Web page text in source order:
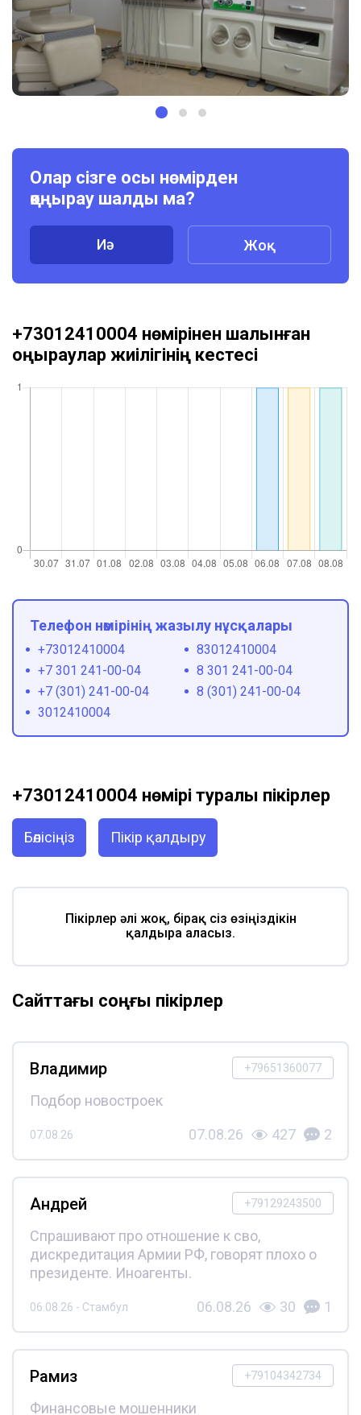
Олар сізге осы нөмірден
қоңырау шалды ма?
Иә Жоқ
+73012410004 нөмірінен шалынған
қоңыраулар жиілігінің кестесі
Телефон нөмірінің жазылу нұсқалары
+73012410004
83012410004
+7 301 241-00-04
8 301 241-00-04
+7 (301) 241-00-04
8 (301) 241-00-04
3012410004
+73012410004 нөмірі туралы пікірлер
Бөлісіңіз Пікір қалдыру
Пікірлер әлі жоқ, бірақ сіз өзіңіздікін
қалдыра аласыз.
Сайттағы соңғы пікірлер
+79651360077
Владимир
Подбор новостроек
07.08.26 07.08.26 427 2
+79129243500
Андрей
Спрашивают про отношение к сво,
дискредитация Армии РФ, говорят плохо о
президенте. Иноагенты.
06.08.26 - Стамбул 06.08.26 30 1
+79104342734
Рамиз
Финансовые мошенники